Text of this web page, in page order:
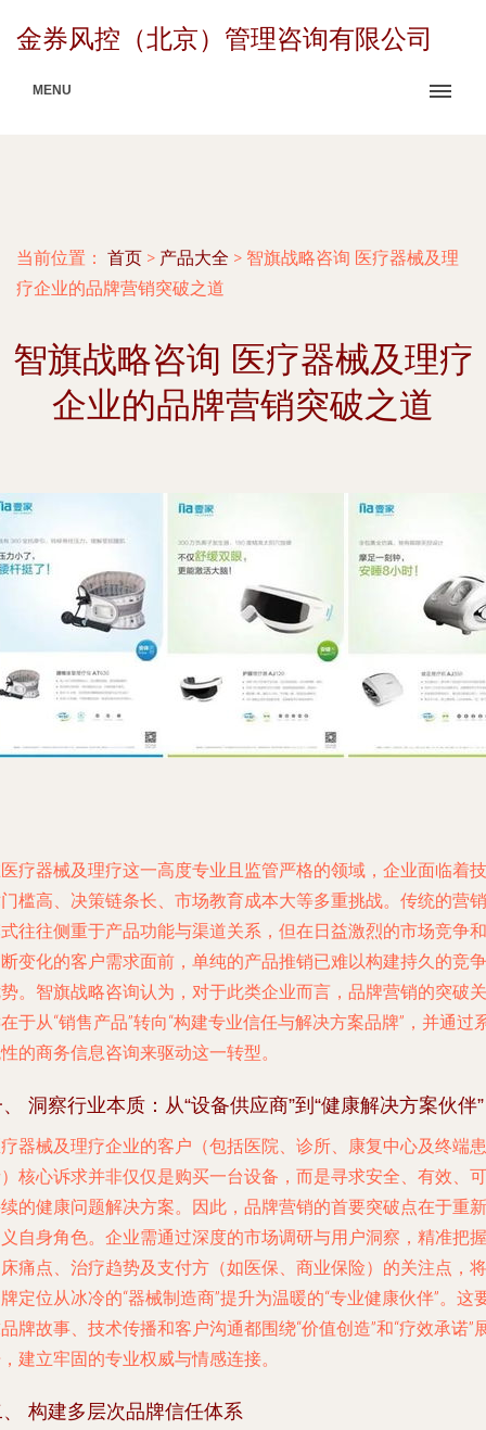
金券风控（北京）管理咨询有限公司
MENU
当前位置： 首页 > 产品大全 > 智旗战略咨询 医疗器械及理
疗企业的品牌营销突破之道
智旗战略咨询 医疗器械及理疗
企业的品牌营销突破之道
疗器械及理疗这一高度专业且监管严格的领域，企业面临着技
槛高、决策链条长、市场教育成本大等多重挑战。传统的营销
往往侧重于产品功能与渠道关系，但在日益激烈的市场竞争和
变化的客户需求面前，单纯的产品推销已难以构建持久的竞争
。智旗战略咨询认为，对于此类企业而言，品牌营销的突破关
于从“销售产品”转向“构建专业信任与解决方案品牌”，并通过
的商务信息咨询来驱动这一转型。
洞察行业本质：从“设备供应商”到“健康解决方案伙伴”
器械及理疗企业的客户（包括医院、诊所、康复中心及终端患
核心诉求并非仅仅是购买一台设备，而是寻求安全、有效、可
的健康问题解决方案。因此，品牌营销的首要突破点在于重新
自身角色。企业需通过深度的市场调研与用户洞察，精准把握
痛点、治疗趋势及支付方（如医保、商业保险）的关注点，将
定位从冰冷的“器械制造商”提升为温暖的“专业健康伙伴”。这
牌故事、技术传播和客户沟通都围绕“价值创造”和“疗效承诺”
建立牢固的专业权威与情感连接。
构建多层次品牌信任体系